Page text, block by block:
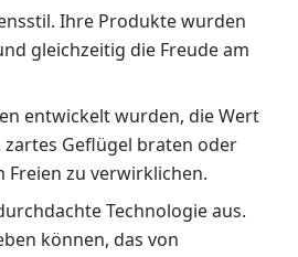
Ihre Produkte wurden
gleichzeitig die Freude am
entwickelt wurden, die Wert
Geflügel braten oder
zu verwirklichen.
Technologie aus.
können, das von